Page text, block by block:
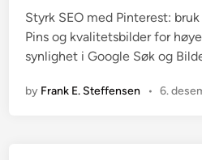
i
n
Styrk SEO med Pinterest:
Pins og kvalitetsbilder for
synlighet i Google Søk og
by Frank E. Steffensen • 6.